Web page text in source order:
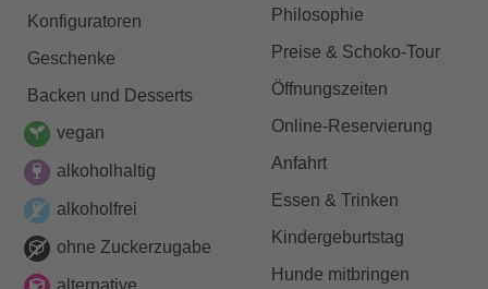
Konfiguratoren
Geschenke
Backen und Desserts
vegan
alkoholhaltig
alkoholfrei
ohne Zuckerzugabe
Philosophie
Preise & Schoko-Tour
Öffnungszeiten
Online-Reservierung
Anfahrt
Essen & Trinken
Kindergeburtstag
Hunde mitbringen